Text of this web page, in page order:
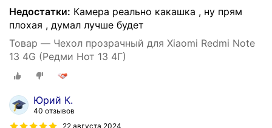
Недостатки: Камера реально какашка , ну прям
плохая , думал лучше будет
Товар — Чехол прозрачный для Xiaomi Redmi Note
13 4G (Редми Нот 13 4Г)
Юрий К.
40 отзывов
22 августа 2024